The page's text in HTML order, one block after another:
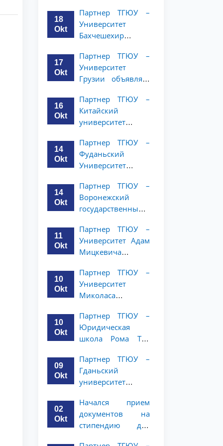
Купалы объявляет
программу
академической
студентов 2-3
курсов ТГЮУ
18
Okt
Партнер ТГЮУ –
Университет
Бахчешехир
программе
академической
мобильности для
курсов
17
Okt
Партнер ТГЮУ –
Университет
Грузии объявляет
академической
мобильности для
студентов 2–3
16
Okt
Партнер ТГЮУ –
Китайский
университет
и права объявляет
программу
академической
студентов 2–3
курсов ТГЮУ
14
Okt
Партнер ТГЮУ –
Фуданьский
Университет
программу
академической
мобильности для
курсов ТГЮУ
14
Okt
Партнер ТГЮУ –
Воронежский
государственный
объявляет
программу
академической
студентов 2–3
курсов ТГЮУ
11
Okt
Партнер ТГЮУ –
Университет Адам
Мицкевича
программу
академической
мобильности для
курсов ТГЮУ
10
Okt
Партнер ТГЮУ –
Университет
Миколаса
объявляет
программу
академической
студентов 2–3
курсов
10
Okt
Партнер ТГЮУ –
Юридическая
школа Рома Тре
программе
академической
мобильности для
курсов
09
Okt
Партнер ТГЮУ –
Гданьский
университет
программу
академической
мобильности для
02
Okt
Начался прием
документов на
стипендию для